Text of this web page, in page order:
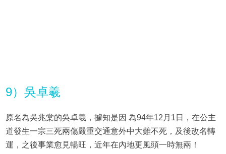
9）吳卓羲
原名為吳兆棠的吳卓羲，據知是因 為94年12月1日，在公主
道發生一宗三死兩傷嚴重交通意外中大難不死，及後改名轉
運，之後事業愈見暢旺，近年在內地更風頭一時無兩！